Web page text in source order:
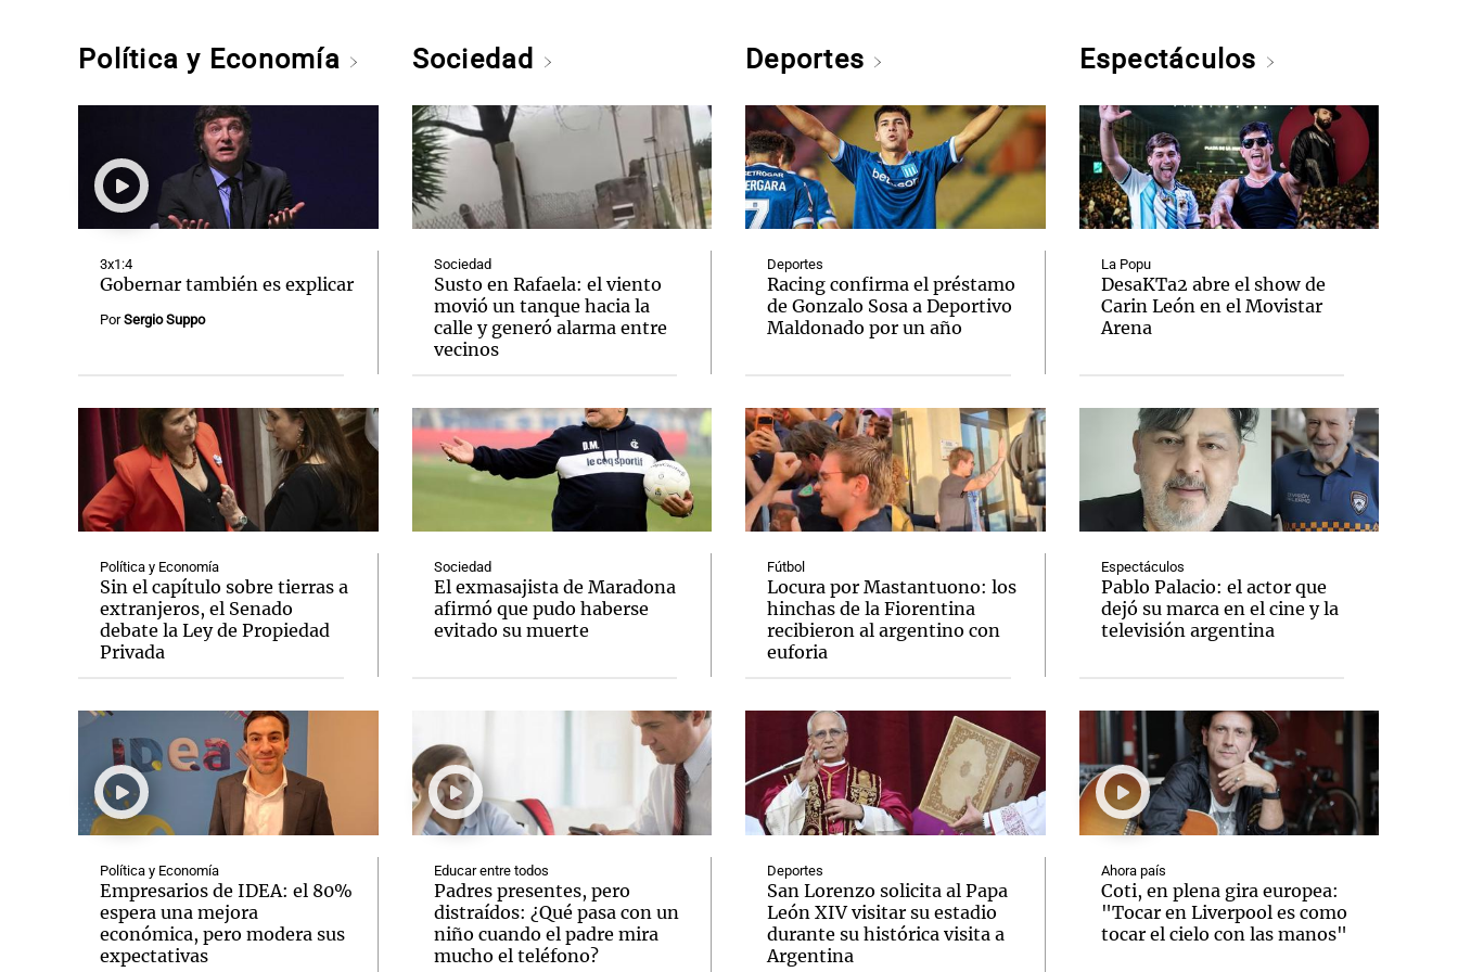
Política y Economía
3x1:4
Gobernar también es explicar
PorSergio Suppo
Política y Economía
Sin el capítulo sobre tierras a
extranjeros, el Senado
debate la Ley de Propiedad
Privada
Política y Economía
Empresarios de IDEA: el 80%
espera una mejora
económica, pero modera sus
expectativas
Sociedad
Sociedad
Susto en Rafaela: el viento
movió un tanque hacia la
calle y generó alarma entre
vecinos
Sociedad
El exmasajista de Maradona
afirmó que pudo haberse
evitado su muerte
Educar entre todos
Padres presentes, pero
distraídos: ¿Qué pasa con un
niño cuando el padre mira
mucho el teléfono?
Deportes
Deportes
Racing confirma el préstamo
de Gonzalo Sosa a Deportivo
Maldonado por un año
Fútbol
Locura por Mastantuono: los
hinchas de la Fiorentina
recibieron al argentino con
euforia
Deportes
San Lorenzo solicita al Papa
León XIV visitar su estadio
durante su histórica visita a
Argentina
Espectáculos
La Popu
DesaKTa2 abre el show de
Carin León en el Movistar
Arena
Espectáculos
Pablo Palacio: el actor que
dejó su marca en el cine y la
televisión argentina
Ahora país
Coti, en plena gira europea:
"Tocar en Liverpool es como
tocar el cielo con las manos"
Notas Notas
El huracán de Arequito
Notas
Cadena 3 en Groenlandia
Notas